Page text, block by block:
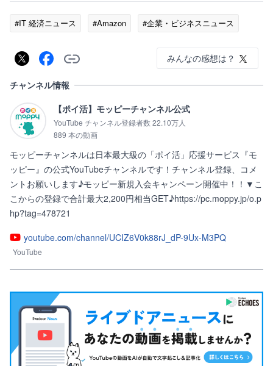
#IT 経済ニュース #Amazon #企業・ビジネスニュース
みんなの感想は？
チャンネル情報
【ポイ活】モッピーチャンネル公式
YouTube チャンネル登録者数 22.10万人
889 本の動画
モッピーチャンネルは日本最大級の「ポイ活」応援サービス『モ
ッピー』の公式YouTubeチャンネルです！チャンネル登録、コメ
ントお願いします♪モッピー新規入会キャンペーン開催中！！▼こ
こからの登録で合計最大2,200円相当GET♪https://pc.moppy.jp/o.p
hp?tag=478721
youtube.com/channel/UCIZ6V0k88rJ_dP-9Ux-M3PQ
YouTube